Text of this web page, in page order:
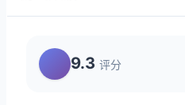
9.3 评分